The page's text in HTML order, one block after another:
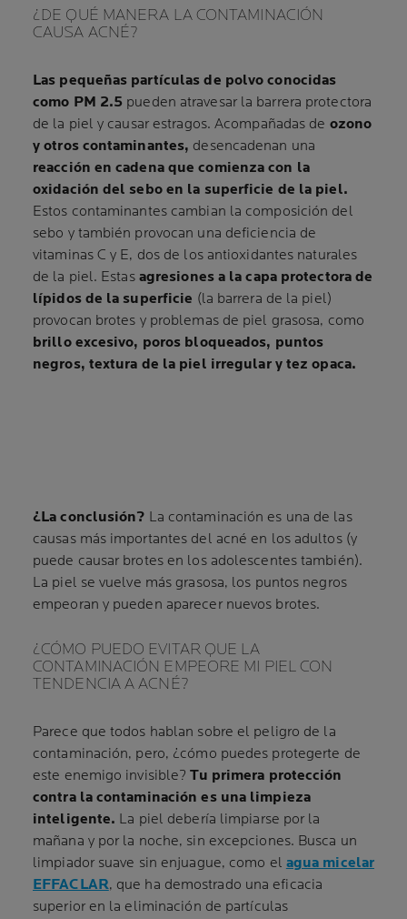
¿DE QUÉ MANERA LA CONTAMINACIÓN
CAUSA ACNÉ?
Las pequeñas partículas de polvo conocidas
como PM 2.5 pueden atravesar la barrera protectora
de la piel y causar estragos. Acompañadas de ozono
y otros contaminantes, desencadenan una
reacción en cadena que comienza con la
oxidación del sebo en la superficie de la piel.
Estos contaminantes cambian la composición del
sebo y también provocan una deficiencia de
vitaminas C y E, dos de los antioxidantes naturales
de la piel. Estas agresiones a la capa protectora de
lípidos de la superficie (la barrera de la piel)
provocan brotes y problemas de piel grasosa, como
brillo excesivo, poros bloqueados, puntos
negros, textura de la piel irregular y tez opaca.
¿La conclusión? La contaminación es una de las
causas más importantes del acné en los adultos (y
puede causar brotes en los adolescentes también).
La piel se vuelve más grasosa, los puntos negros
empeoran y pueden aparecer nuevos brotes.
¿CÓMO PUEDO EVITAR QUE LA
CONTAMINACIÓN EMPEORE MI PIEL CON
TENDENCIA A ACNÉ?
Parece que todos hablan sobre el peligro de la
contaminación, pero, ¿cómo puedes protegerte de
este enemigo invisible?Tu primera protección
contra la contaminación es una limpieza
inteligente. La piel debería limpiarse por la
mañana y por la noche, sin excepciones. Busca un
limpiador suave sin enjuague, como el agua micelar
EFFACLAR, que ha demostrado una eficacia
superior en la eliminación de partículas